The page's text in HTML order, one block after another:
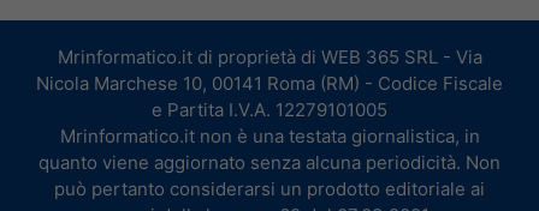
Mrinformatico.it di proprietà di WEB 365 SRL - Via
Nicola Marchese 10, 00141 Roma (RM) - Codice Fiscale
e Partita I.V.A. 12279101005
Mrinformatico.it non è una testata giornalistica, in
quanto viene aggiornato senza alcuna periodicità. Non
può pertanto considerarsi un prodotto editoriale ai